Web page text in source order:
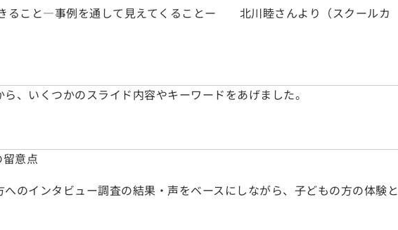
ること—事例を通して見えてくることー 北川睦さんより（スクールカ
、いくつかのスライド内容やキーワードをあげました。
意点
のインタビュー調査の結果・声をベースにしながら、子どもの方の体験と